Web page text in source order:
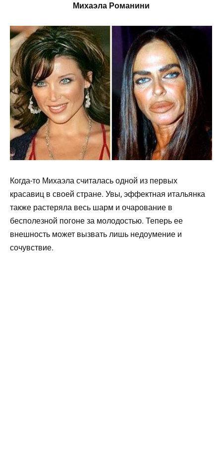
Михаэла Романини
Когда-то Михаэла считалась одной из первых
красавиц в своей стране. Увы, эффектная итальянка
также растеряла весь шарм и очарование в
бесполезной погоне за молодостью. Теперь ее
внешность может вызвать лишь недоумение и
сочувствие.